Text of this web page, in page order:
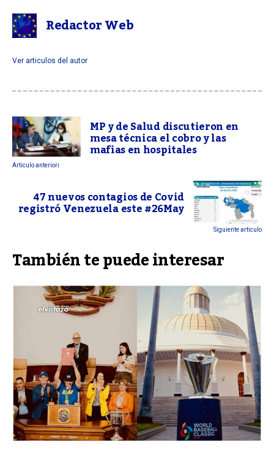
Redactor Web
Ver articulos del autor
MP y de Salud discutieron en
mesa técnica el cobro y las
mafias en hospitales
Articulo anteriori
47 nuevos contagios de Covid
registró Venezuela este #26May
Siguiente articulo
También te puede interesar